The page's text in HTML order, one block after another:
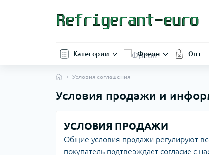
Категории Фреон Опт
Условия соглашения
Условия продажи и
УСЛОВИЯ ПРОДАЖИ
Общие условия продажи регулируют
покупатель подтверждает согласие с